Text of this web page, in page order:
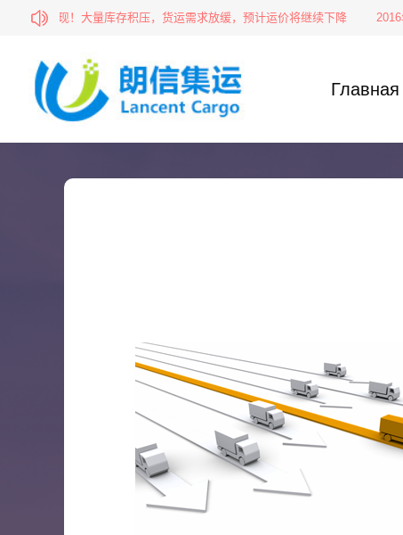
效应显现！大量库存积压，货运需求放缓，预计运价将继续下降 2016
Главная